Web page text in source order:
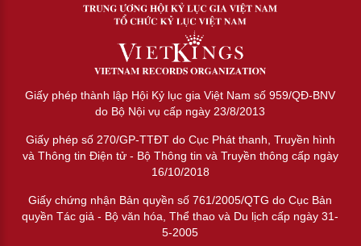
Giấy phép thành lập Hội Kỷ lục gia Việt Nam số 959/QĐ-BNV
do Bộ Nội vụ cấp ngày 23/8/2013
Giấy phép số 270/GP-TTĐT do Cục Phát thanh, Truyền hình
và Thông tin Điện tử - Bộ Thông tin và Truyền thông cấp ngày
16/10/2018
Giấy chứng nhận Bản quyền số 761/2005/QTG do Cục Bản
quyền Tác giả - Bộ văn hóa, Thể thao và Du lịch cấp ngày 31-
5-2005